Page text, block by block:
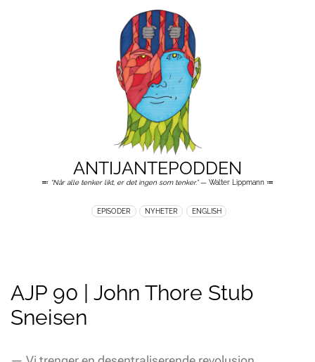
ANTIJANTEPODDEN
≕ “Når alle tenker likt, er det ingen som tenker.”— Walter Lippmann ≔
EPISODER NYHETER ENGLISH
AJP 90 | John Thore Stub
Sneisen